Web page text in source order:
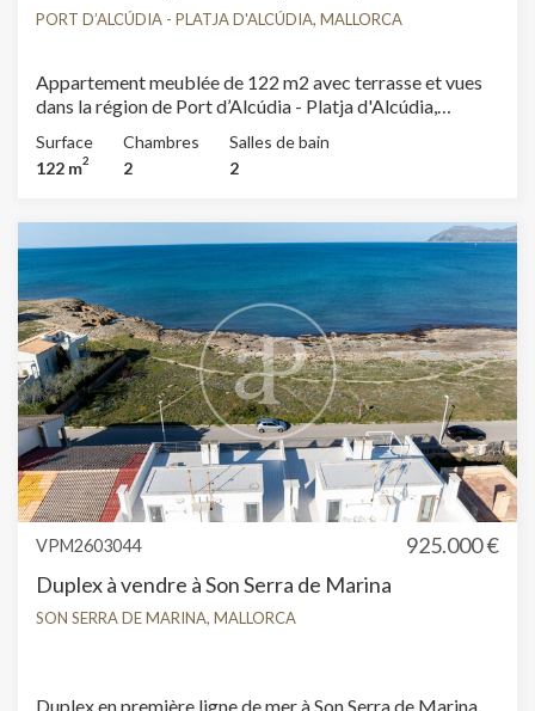
PORT D’ALCÚDIA - PLATJA D'ALCÚDIA, MALLORCA
Appartement meublée de 122 m2 avec terrasse et vues
dans la région de Port d’Alcúdia - Platja d'Alcúdia,
bain, piscine, 1 place de parking, climatisation, armoires
intégrées, buanderie, balcon, chauffage et salle de
Surface
122 m2
Chambres
2
Salles de bain
2
VPM2603044
925.000 €
Duplex à vendre à Son Serra de Marina
SON SERRA DE MARINA, MALLORCA
Duplex en première ligne de mer à Son Serra de Marina,